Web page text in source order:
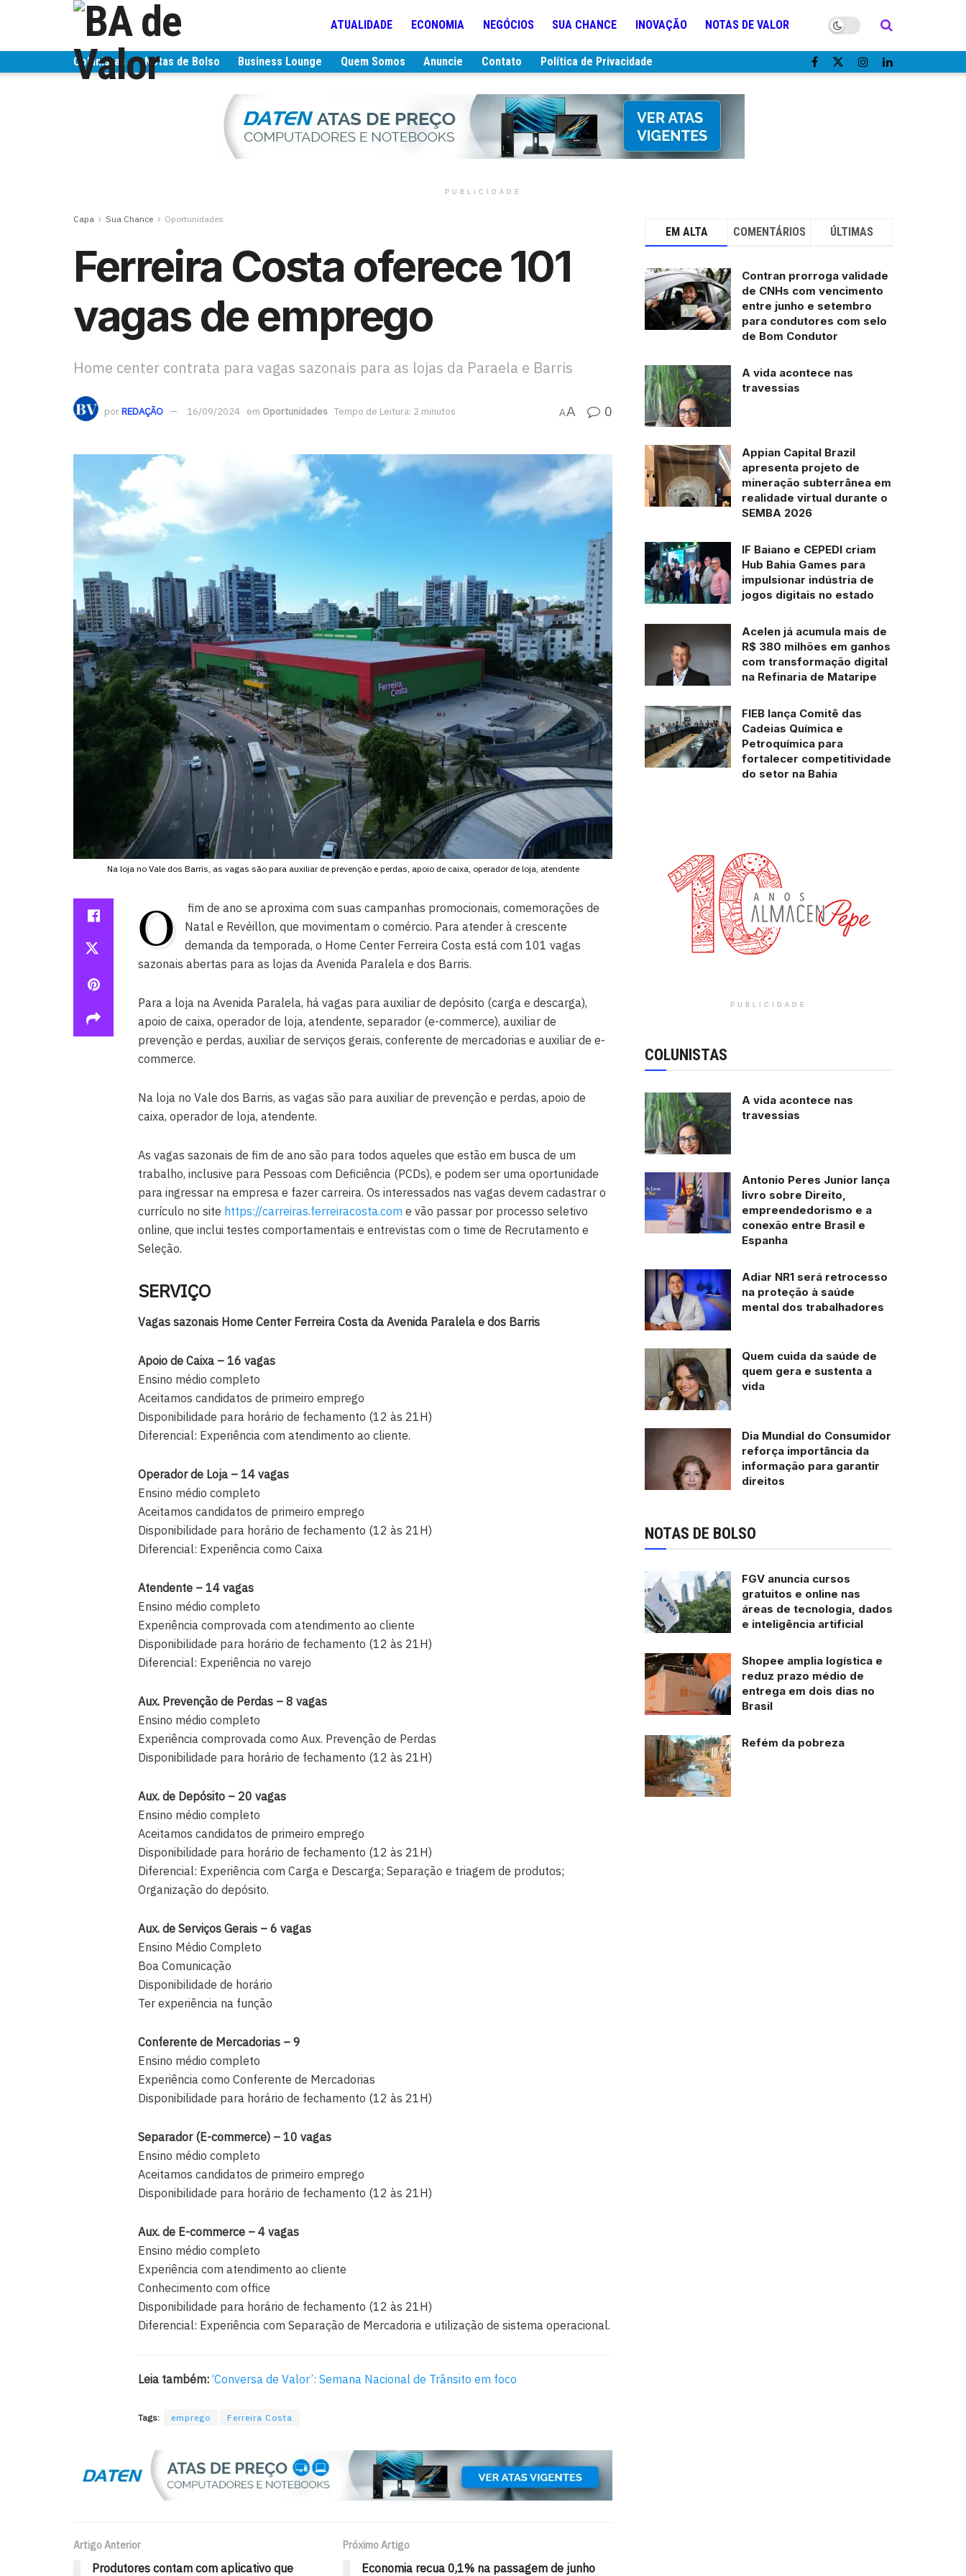
ATUALIDADE ECONOMIA NEGÓCIOS SUA CHANCE INOVAÇÃO NOTAS DE VALOR
Colunistas Notas de Bolso Business Lounge Quem Somos Anuncie Contato Política de Privacidade
PUBLICIDADE
Capa Sua Chance Oportunidades
Ferreira Costa oferece 101
vagas de emprego
Home center contrata para vagas sazonais para as lojas da Paraela e Barris
porREDAÇÃO 16/09/2024 em Oportunidades Tempo de Leitura: 2 minutos AA 0
Na loja no Vale dos Barris, as vagas são para auxiliar de prevenção e perdas, apoio de caixa, operador de loja, atendente
O
fim de ano se aproxima com suas campanhas promocionais, comemorações de
Natal e Revéillon, que movimentam o comércio. Para atender à crescente
demanda da temporada, o Home Center Ferreira Costa está com 101 vagas
sazonais abertas para as lojas da Avenida Paralela e dos Barris.
Para a loja na Avenida Paralela, há vagas para auxiliar de depósito (carga e descarga),
apoio de caixa, operador de loja, atendente, separador (e-commerce), auxiliar de
prevenção e perdas, auxiliar de serviços gerais, conferente de mercadorias e auxiliar de e-
commerce.
Na loja no Vale dos Barris, as vagas são para auxiliar de prevenção e perdas, apoio de
caixa, operador de loja, atendente.
As vagas sazonais de fim de ano são para todos aqueles que estão em busca de um
trabalho, inclusive para Pessoas com Deficiência (PCDs), e podem ser uma oportunidade
para ingressar na empresa e fazer carreira. Os interessados nas vagas devem cadastrar o
currículo no site https://carreiras.ferreiracosta.com e vão passar por processo seletivo
online, que inclui testes comportamentais e entrevistas com o time de Recrutamento e
Seleção.
SERVIÇO
Vagas sazonais Home Center Ferreira Costa da Avenida Paralela e dos Barris
Apoio de Caixa – 16 vagas
Ensino médio completo
Aceitamos candidatos de primeiro emprego
Disponibilidade para horário de fechamento (12 às 21H)
Diferencial: Experiência com atendimento ao cliente.
Operador de Loja – 14 vagas
Ensino médio completo
Aceitamos candidatos de primeiro emprego
Disponibilidade para horário de fechamento (12 às 21H)
Diferencial: Experiência como Caixa
Atendente – 14 vagas
Ensino médio completo
Experiência comprovada com atendimento ao cliente
Disponibilidade para horário de fechamento (12 às 21H)
Diferencial: Experiência no varejo
Aux. Prevenção de Perdas – 8 vagas
Ensino médio completo
Experiência comprovada como Aux. Prevenção de Perdas
Disponibilidade para horário de fechamento (12 às 21H)
Aux. de Depósito – 20 vagas
Ensino médio completo
Aceitamos candidatos de primeiro emprego
Disponibilidade para horário de fechamento (12 às 21H)
Diferencial: Experiência com Carga e Descarga; Separação e triagem de produtos;
Organização do depósito.
Aux. de Serviços Gerais – 6 vagas
Ensino Médio Completo
Boa Comunicação
Disponibilidade de horário
Ter experiência na função
Conferente de Mercadorias – 9
Ensino médio completo
Experiência como Conferente de Mercadorias
Disponibilidade para horário de fechamento (12 às 21H)
Separador (E-commerce) – 10 vagas
Ensino médio completo
Aceitamos candidatos de primeiro emprego
Disponibilidade para horário de fechamento (12 às 21H)
Aux. de E-commerce – 4 vagas
Ensino médio completo
Experiência com atendimento ao cliente
Conhecimento com office
Disponibilidade para horário de fechamento (12 às 21H)
Diferencial: Experiência com Separação de Mercadoria e utilização de sistema operacional.
Leia também: ‘Conversa de Valor’: Semana Nacional de Trânsito em foco
Tags: emprego Ferreira Costa
Artigo Anterior
Produtores contam com aplicativo que
Próximo Artigo
Economia recua 0,1% na passagem de junho
EM ALTA COMENTÁRIOS ÚLTIMAS
Contran prorroga validade
de CNHs com vencimento
entre junho e setembro
para condutores com selo
de Bom Condutor
A vida acontece nas
travessias
Appian Capital Brazil
apresenta projeto de
mineração subterrânea em
realidade virtual durante o
SEMBA 2026
IF Baiano e CEPEDI criam
Hub Bahia Games para
impulsionar indústria de
jogos digitais no estado
Acelen já acumula mais de
R$ 380 milhões em ganhos
com transformação digital
na Refinaria de Mataripe
FIEB lança Comitê das
Cadeias Química e
Petroquímica para
fortalecer competitividade
do setor na Bahia
PUBLICIDADE
COLUNISTAS
A vida acontece nas
travessias
Antonio Peres Junior lança
livro sobre Direito,
empreendedorismo e a
conexão entre Brasil e
Espanha
Adiar NR1 será retrocesso
na proteção à saúde
mental dos trabalhadores
Quem cuida da saúde de
quem gera e sustenta a
vida
Dia Mundial do Consumidor
reforça importância da
informação para garantir
direitos
NOTAS DE BOLSO
FGV anuncia cursos
gratuitos e online nas
áreas de tecnologia, dados
e inteligência artificial
Shopee amplia logística e
reduz prazo médio de
entrega em dois dias no
Brasil
Refém da pobreza